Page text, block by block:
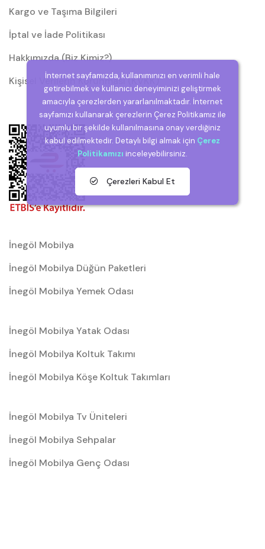
Kargo ve Taşıma Bilgileri
İptal ve İade Politikası
Hakkımızda (Biz Kimiz?)
Kişisel Verilerin Korunması (KVKK)
İnegöl Mobilya
İnegöl Mobilya Düğün Paketleri
İnegöl Mobilya Yemek Odası
İnegöl Mobilya Yatak Odası
İnegöl Mobilya Koltuk Takımı
İnegöl Mobilya Köşe Koltuk Takımları
İnegöl Mobilya Tv Üniteleri
İnegöl Mobilya Sehpalar
İnegöl Mobilya Genç Odası
İnternet sayfamızda, kullanımınızı en verimli hale
getirebilmek ve kullanıcı deneyiminizi geliştirmek
amacıyla çerezlerden yararlanılmaktadır. İnternet
sayfamızı kullanarak çerezlerin Çerez Politikamız ile
uyumlu bir şekilde kullanılmasına onay verdiğiniz
kabul edilmektedir. Detaylı bilgi almak için Çerez
Politikamızı inceleyebilirsiniz.
Çerezleri Kabul Et